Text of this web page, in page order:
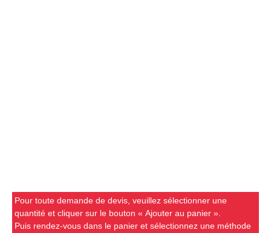
Pour toute demande de devis, veuillez sélectionner une
quantité et cliquer sur le bouton « Ajouter au panier ».
Puis rendez-vous dans le panier et sélectionnez une méthode